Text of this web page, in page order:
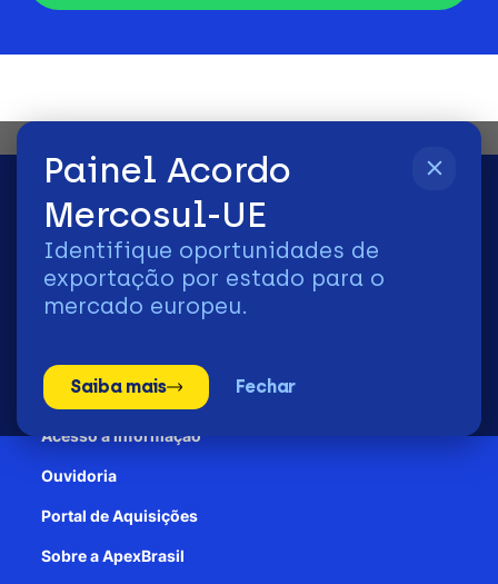
Painel Acordo
Mercosul-UE
Identifique oportunidades de
exportação por estado para o
mercado europeu.
Saiba mais Fechar
2026 | © Todos os Direitos Reservados - ApexBrasil
Patrocínio
Acesso à informação
Ouvidoria
Portal de Aquisições
Sobre a ApexBrasil